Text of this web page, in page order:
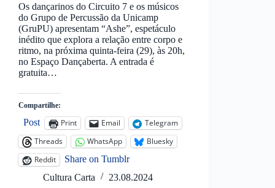
Os dançarinos do Circuito 7 e os músicos
do Grupo de Percussão da Unicamp
(GruPU) apresentam “Ashe”, espetáculo
inédito que explora a relação entre corpo e
ritmo, na próxima quinta-feira (29), às 20h,
no Espaço Dançaberta. A entrada é
gratuita…
Compartilhe:
Post Print Email
Telegram
Threads
WhatsApp
Bluesky
Reddit
Share on Tumblr
Cultura Carta
23.08.2024